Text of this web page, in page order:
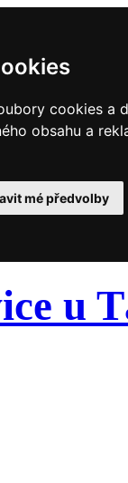
cookies a
obsahu a
mé předvolby
u